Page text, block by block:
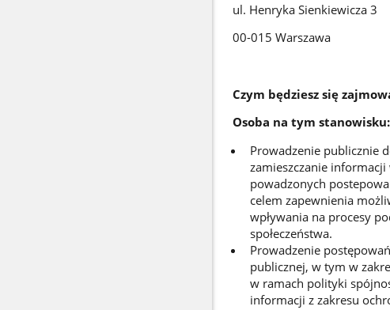
ul. Henryka Sienkiewicza 3
00-015 Warszawa
Czym będziesz się
Osoba na tym stanowisku:
Prowadzenie publicznie
zamieszczanie
powadzonych
celem zapewnienia
wpływania na procesy
społeczeństwa.
Prowadzenie
publicznej, w tym w
w ramach polityki
informacji z zakresu